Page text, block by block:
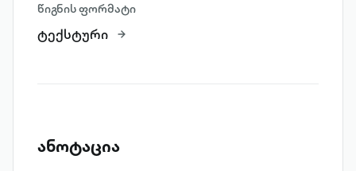
წიგნის ფორმატი
ტექსტური
ანოტაცია